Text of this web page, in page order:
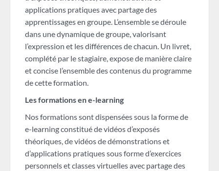
applications pratiques avec partage des
apprentissages en groupe. L’ensemble se déroule
dans une dynamique de groupe, valorisant
l’expression et les différences de chacun. Un livret,
complété par le stagiaire, expose de manière claire
et concise l’ensemble des contenus du programme
de cette formation.
Les formations en e-learning
Nos formations sont dispensées sous la forme de
e-learning constitué de vidéos d’exposés
théoriques, de vidéos de démonstrations et
d’applications pratiques sous forme d’exercices
personnels et classes virtuelles avec partage des